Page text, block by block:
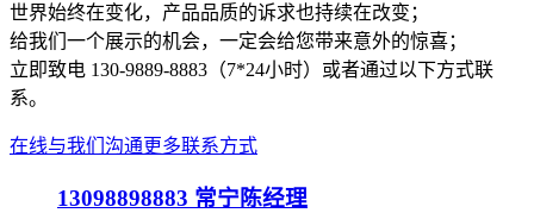
世界始终在变化，产品品质的诉求也持续在改变；
给我们一个展示的机会，一定会给您带来意外的惊喜；
立即致电 130-9889-8883（7*24小时）或者通过以下方式联
系。
在线与我们沟通更多联系方式
13098898883 常宁陈经理